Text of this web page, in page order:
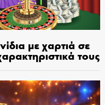
με χαρτιά σε
τους